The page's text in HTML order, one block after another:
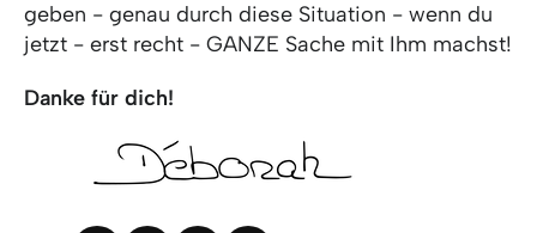
geben - genau durch diese Situation - wenn du
jetzt - erst recht - GANZE Sache mit Ihm machst!
Danke für dich!